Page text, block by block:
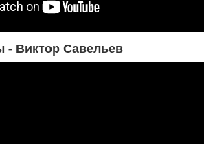
- Виктор Савельев